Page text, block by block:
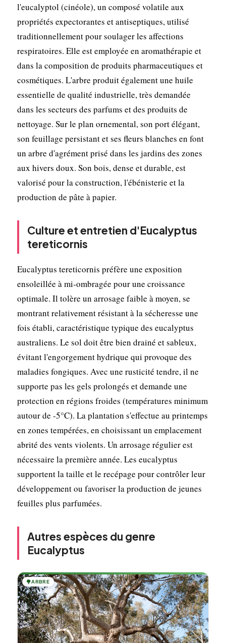
l'eucalyptol (cinéole), un composé volatile aux
propriétés expectorantes et antiseptiques, utilisé
traditionnellement pour soulager les affections
respiratoires. Elle est employée en aromathérapie et
dans la composition de produits pharmaceutiques et
cosmétiques. L'arbre produit également une huile
essentielle de qualité industrielle, très demandée
dans les secteurs des parfums et des produits de
nettoyage. Sur le plan ornemental, son port élégant,
son feuillage persistant et ses fleurs blanches en font
un arbre d'agrément prisé dans les jardins des zones
aux hivers doux. Son bois, dense et durable, est
valorisé pour la construction, l'ébénisterie et la
production de pâte à papier.
Culture et entretien d'Eucalyptus
tereticornis
Eucalyptus tereticornis préfère une exposition
ensoleillée à mi-ombragée pour une croissance
optimale. Il tolère un arrosage faible à moyen, se
montrant relativement résistant à la sécheresse une
fois établi, caractéristique typique des eucalyptus
australiens. Le sol doit être bien drainé et sableux,
évitant l'engorgement hydrique qui provoque des
maladies fongiques. Avec une rusticité tendre, il ne
supporte pas les gels prolongés et demande une
protection en régions froides (températures minimum
autour de -5°C). La plantation s'effectue au printemps
en zones tempérées, en choisissant un emplacement
abrité des vents violents. Un arrosage régulier est
nécessaire la première année. Les eucalyptus
supportent la taille et le recépage pour contrôler leur
développement ou favoriser la production de jeunes
feuilles plus parfumées.
Autres espèces du genre
Eucalyptus
🌳ARBRE